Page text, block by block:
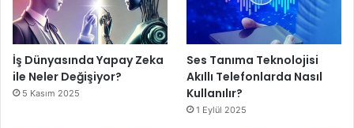
İş Dünyasında Yapay Zeka
ile Neler Değişiyor?
5 Kasım 2025
Ses Tanıma Teknolojisi
Akıllı Telefonlarda Nasıl
Kullanılır?
1 Eylül 2025